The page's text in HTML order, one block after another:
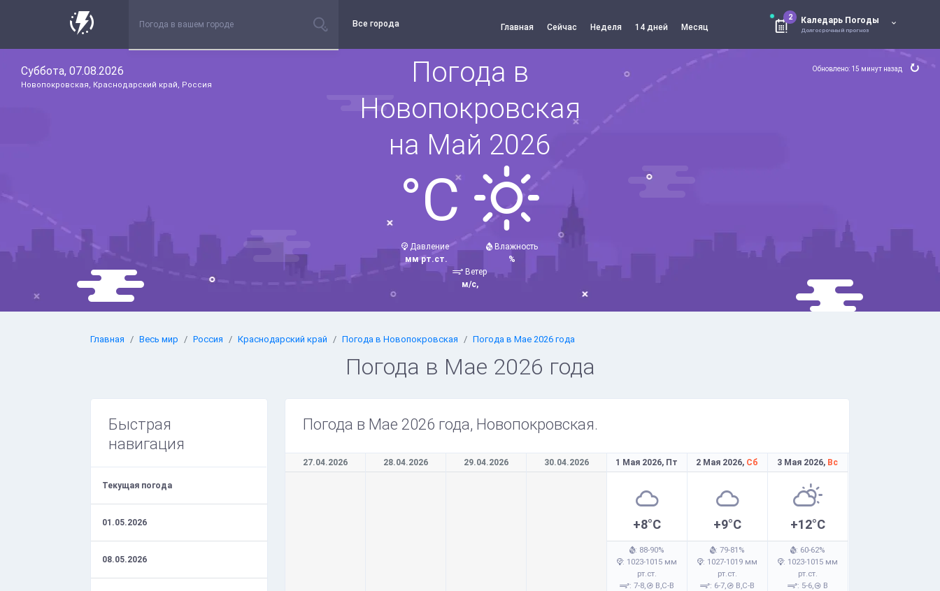
Все города Главная Сейчас Неделя 14 дней Месяц
2 Каледарь Погоды
Долгосрочный прогноз
Суббота, 07.08.2026
Новопокровская, Краснодарский край, Россия
Обновлено: 15 минут назад
Погода в
Новопокровская
на Май 2026
°C
Давление
мм рт.ст.
Влажность
%
Ветер
м/с,
Главная Весь мир Россия Краснодарский край Погода в Новопокровская Погода в Мае 2026 года
Погода в Мае 2026 года
Быстрая
навигация
Текущая погода
01.05.2026
08.05.2026
Погода в Мае 2026 года, Новопокровская.
27.04.2026 28.04.2026 29.04.2026 30.04.2026 1 Мая 2026, Пт
+8°C
: 88-90%
: 1023-1015 мм
рт.ст.
: 7-8, В,С-В
2 Мая 2026, Сб
+9°C
: 79-81%
: 1027-1019 мм
рт.ст.
: 6-7, В,С-В
3 Мая 2026, Вс
+12°C
: 60-62%
: 1023-1015 мм
рт.ст.
: 5-6, В